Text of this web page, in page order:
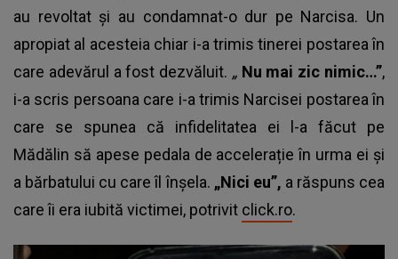
au revoltat și au condamnat-o dur pe Narcisa. Un
apropiat al acesteia chiar i-a trimis tinerei postarea în
care adevărul a fost dezvăluit. „ Nu mai zic nimic…”,
i-a scris persoana care i-a trimis Narcisei postarea în
care se spunea că infidelitatea ei l-a făcut pe
Mădălin să apese pedala de accelerație în urma ei și
a bărbatului cu care îl înșela. „Nici eu”, a răspuns cea
care îi era iubită victimei, potrivit click.ro.